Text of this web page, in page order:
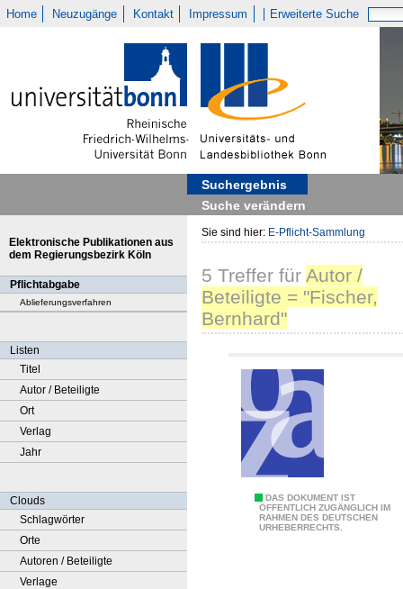
Home Neuzugänge Kontakt Impressum Erweiterte Suche
Suchergebnis
Suche verändern
Elektronische Publikationen aus
dem Regierungsbezirk Köln
Pflichtabgabe
Ablieferungsverfahren
Listen
Titel
Autor / Beteiligte
Ort
Verlag
Jahr
Clouds
Schlagwörter
Orte
Autoren / Beteiligte
Verlage
Sie sind hier: E-Pflicht-Sammlung
5 Treffer für Autor /
Beteiligte = "Fischer,
Bernhard"
DAS DOKUMENT IST
ÖFFENTLICH ZUGÄNGLICH IM
RAHMEN DES DEUTSCHEN
URHEBERRECHTS.